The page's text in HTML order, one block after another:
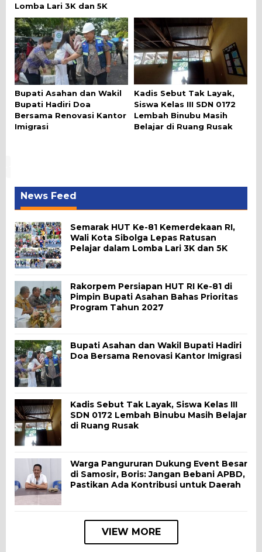
Lomba Lari 3K dan 5K
Bupati Asahan dan Wakil
Bupati Hadiri Doa
Bersama Renovasi Kantor
Imigrasi
Kadis Sebut Tak Layak,
Siswa Kelas III SDN 0172
Lembah Binubu Masih
Belajar di Ruang Rusak
News Feed
Semarak HUT Ke-81 Kemerdekaan RI,
Wali Kota Sibolga Lepas Ratusan
Pelajar dalam Lomba Lari 3K dan 5K
Rakorpem Persiapan HUT RI Ke-81 di
Pimpin Bupati Asahan Bahas Prioritas
Program Tahun 2027
Bupati Asahan dan Wakil Bupati Hadiri
Doa Bersama Renovasi Kantor Imigrasi
Kadis Sebut Tak Layak, Siswa Kelas III
SDN 0172 Lembah Binubu Masih Belajar
di Ruang Rusak
Warga Pangururan Dukung Event Besar
di Samosir, Boris: Jangan Bebani APBD,
Pastikan Ada Kontribusi untuk Daerah
VIEW MORE